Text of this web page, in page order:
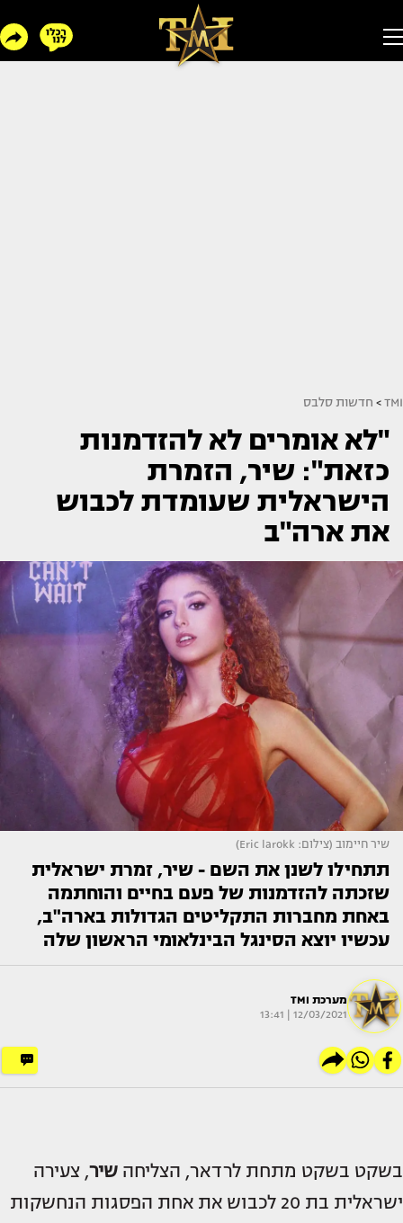
TMI
> חדשות סלבס
"לא אומרים לא להזדמנות
כזאת": שיר, הזמרת
הישראלית שעומדת לכבוש
את ארה"ב
שיר חיימוב (צילום: Eric larokk)
תתחילו לשנן את השם - שיר, זמרת ישראלית
שזכתה להזדמנות של פעם בחיים והוחתמה
באחת מחברות התקליטים הגדולות בארה"ב,
עכשיו יוצא הסינגל הבינלאומי הראשון שלה
מערכת TMI
12/03/2021 | 13:41
בשקט בשקט מתחת לרדאר, הצליחה שיר, צעירה
ישראלית בת 20 לכבוש את אחת הפסגות הנחשקות